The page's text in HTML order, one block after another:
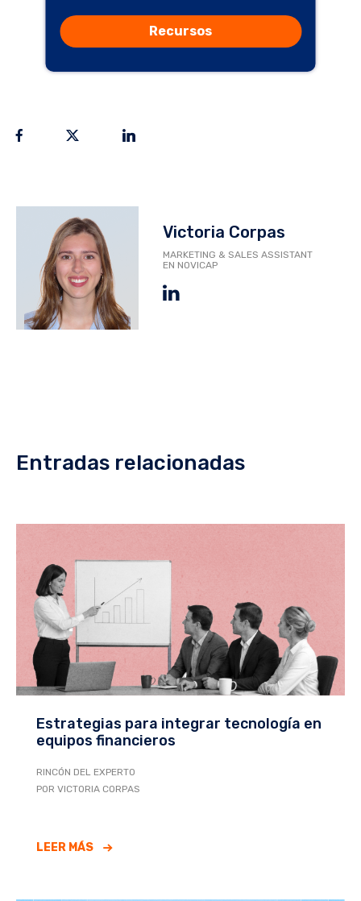
Recursos
Victoria Corpas
MARKETING & SALES ASSISTANT
EN NOVICAP
Entradas relacionadas
Estrategias para integrar tecnología en
equipos financieros
RINCÓN DEL EXPERTO
POR VICTORIA CORPAS
LEER MÁS